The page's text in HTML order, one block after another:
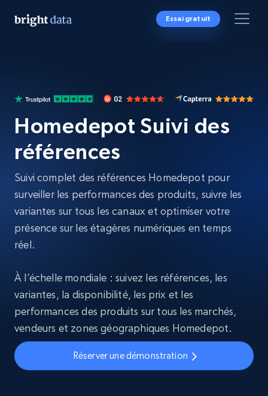
Essai gratuit
Homedepot Suivi des
références
Suivi complet des références Homedepot pour
surveiller les performances des produits, suivre les
variantes sur tous les canaux et optimiser votre
présence sur les étagères numériques en temps
réel.
À l’échelle mondiale : suivez les références, les
variantes, la disponibilité, les prix et les
performances des produits sur tous les marchés,
vendeurs et zones géographiques Homedepot.
Réserver une démonstration